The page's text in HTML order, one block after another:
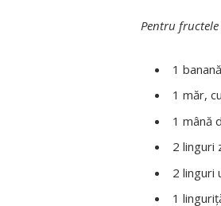
Pentru
1
1 măr,
1 mână
2 linguri
2 linguri
1